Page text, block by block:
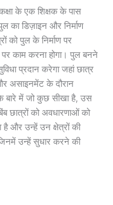
के एक शिक्षक के पास
डिज़ाइन और निर्माण
को पुल के निर्माण पर
काम करना होगा। पुल बनने
प्रदान करेगा जहां छात्र
असाइनमेंट के दौरान
बारे में जो कुछ सीखा है, उस
छात्रों को अवधारणाओं को
और उन्हें उन क्षेत्रों की
उन्हें सुधार करने की